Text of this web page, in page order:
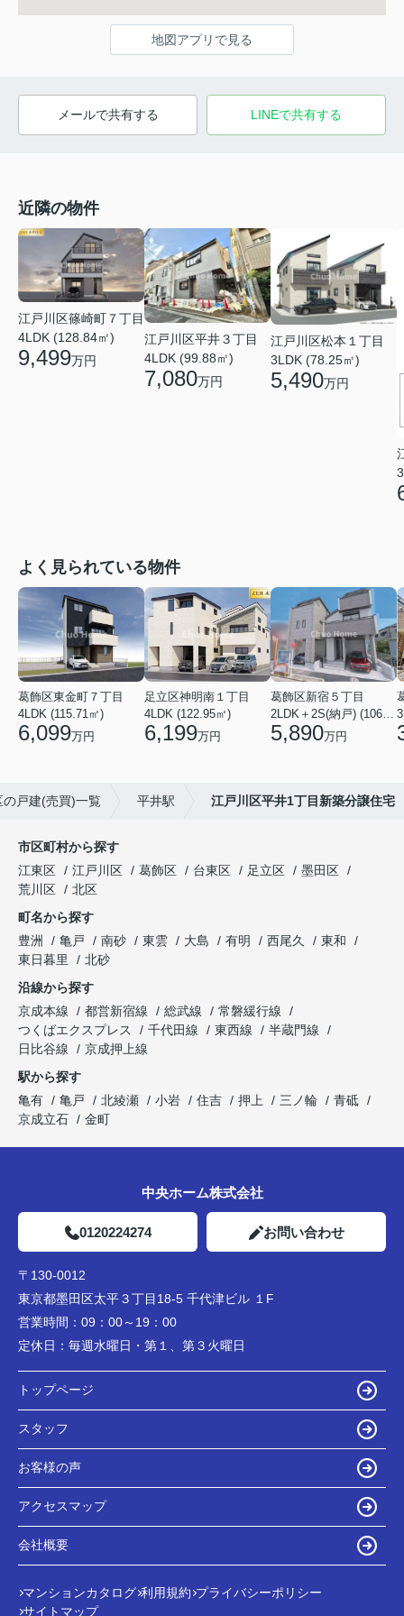
地図アプリで見る
メールで共有する LINEで共有する
近隣の物件
江戸川区篠崎町７丁目
4LDK (128.84㎡)
9,499万円
江戸川区平井３丁目
4LDK (99.88㎡)
7,080万円
江戸川区松本１丁目
3LDK (78.25㎡)
5,490万円
よく見られている物件
葛飾区東金町７丁目
4LDK (115.71㎡)
6,099万円
足立区神明南１丁目
4LDK (122.95㎡)
6,199万円
葛飾区新宿５丁目
5,890万円
の戸建(売買)一覧 平井駅 江戸川区平井1丁目新築分譲住宅
市区町村から探す
江東区
江戸川区 葛飾区 台東区 足立区
墨田区
荒川区
北区
町名から探す
豊洲
亀戸 南砂 東雲 大島 有明 西尾久
東和
東日暮里
北砂
沿線から探す
京成本線
都営新宿線 総武線
常磐緩行線
つくばエクスプレス
千代田線 東西線
半蔵門線
日比谷線
京成押上線
駅から探す
亀有
亀戸 北綾瀬 小岩 住吉 押上 三ノ輪
青砥
京成立石
金町
中央ホーム株式会社
0120224274 お問い合わせ
〒130-0012
東京都墨田区太平３丁目18-5 千代津ビル １F
営業時間： 09：00～19：00
定休日： 毎週水曜日・第１、第３火曜日
トップページ
スタッフ
お客様の声
アクセスマップ
会社概要
マンションカタログ 利用規約 プライバシーポリシー
サイトマップ